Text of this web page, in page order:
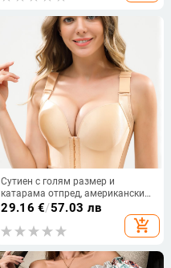
Сутиен с голям размер и
катарама отпред, американски
гръб, седем реда, голям бюст,
малък размер, тънък набор,
регулируем, против увисване
29.16 €/57.03 лв
add_shopping_cart